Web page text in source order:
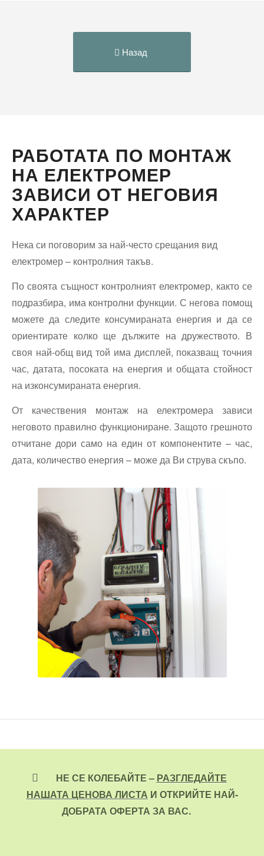
Назад
РАБОТАТА ПО МОНТАЖ
НА ЕЛЕКТРОМЕР
ЗАВИСИ ОТ НЕГОВИЯ
ХАРАКТЕР
Нека си поговорим за най-често срещания вид
електромер – контролния такъв.
По своята същност контролният електромер, както се
подразбира, има контролни функции. С негова помощ
можете да следите консумираната енергия и да се
ориентирате колко ще дължите на дружеството. В
своя най-общ вид той има дисплей, показващ точния
час, датата, посоката на енергия и общата стойност
на изконсумираната енергия.
От качествения монтаж на електромера зависи
неговото правилно функциониране. Защото грешното
отчитане дори само на един от компонентите – час,
дата, количество енергия – може да Ви струва скъпо.
НЕ СЕ КОЛЕБАЙТЕ – РАЗГЛЕДАЙТЕ
НАШАТА ЦЕНОВА ЛИСТА И ОТКРИЙТЕ НАЙ-
ДОБРАТА ОФЕРТА ЗА ВАС.